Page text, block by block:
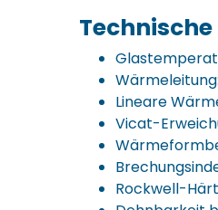
Lineare
Vicat-
Rockwell-